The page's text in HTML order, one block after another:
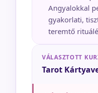
Angyalokkal
gyakorlati,
teremtő
VÁLASZTOTT
Tarot